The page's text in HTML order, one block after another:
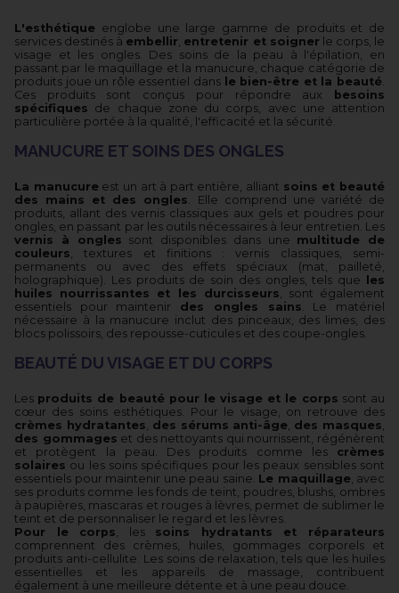
L'esthétique englobe une large gamme de produits et de
services destinés à embellir, entretenir et soigner le corps, le
visage et les ongles. Des soins de la peau à l'épilation, en
passant par le maquillage et la manucure, chaque catégorie de
produits joue un rôle essentiel dans le bien-être et la beauté.
Ces produits sont conçus pour répondre aux
besoins
spécifiques de chaque zone du corps, avec une attention
particulière portée à la qualité, l'efficacité et la sécurité.
MANUCURE ET SOINS DES ONGLES
La manucure est un art à part entière, alliant soins et beauté
des mains et des ongles. Elle comprend une variété de
produits, allant des vernis classiques aux gels et poudres pour
ongles, en passant par les outils nécessaires à leur entretien. Les
vernis à ongles sont disponibles dans une multitude de
couleurs, textures et finitions : vernis classiques, semi-
permanents ou avec des effets spéciaux (mat, pailleté,
holographique). Les produits de soin des ongles, tels que
les
huiles nourrissantes et les durcisseurs, sont également
essentiels pour maintenir des ongles sains. Le matériel
nécessaire à la manucure inclut des pinceaux, des limes, des
blocs polissoirs, des repousse-cuticules et des coupe-ongles.
BEAUTÉ DU VISAGE ET DU CORPS
Les produits de beauté pour le visage et le corps sont au
cœur des soins esthétiques. Pour le visage, on retrouve des
crèmes hydratantes, des sérums anti-âge, des masques,
des gommages et des nettoyants qui nourrissent, régénèrent
et protègent la peau. Des produits comme les crèmes
solaires ou les soins spécifiques pour les peaux sensibles sont
essentiels pour maintenir une peau saine. Le maquillage, avec
ses produits comme les fonds de teint, poudres, blushs, ombres
à paupières, mascaras et rouges à lèvres, permet de sublimer le
teint et de personnaliser le regard et les lèvres.
Pour le corps, les soins hydratants et réparateurs
comprennent des crèmes, huiles, gommages corporels et
produits anti-cellulite. Les soins de relaxation, tels que les huiles
essentielles et les appareils de massage, contribuent
également à une meilleure détente et à une peau douce.